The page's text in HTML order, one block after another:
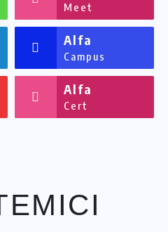
Meet
Alfa
Campus
Alfa
Cert